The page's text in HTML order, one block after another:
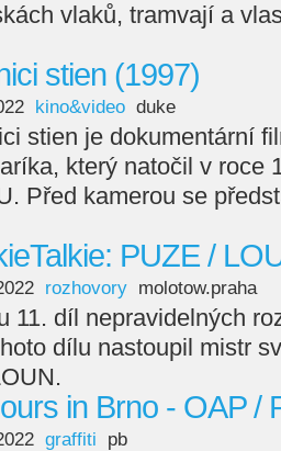
vlaků, tramvají a
stien (1997)
kino&video duke
stien je dokumentární
který natočil v roce
Před kamerou se
PUZE /
rozhovory molotow.praha
11. díl nepravidelných
dílu nastoupil mistr
in Brno - OAP /
graffiti pb